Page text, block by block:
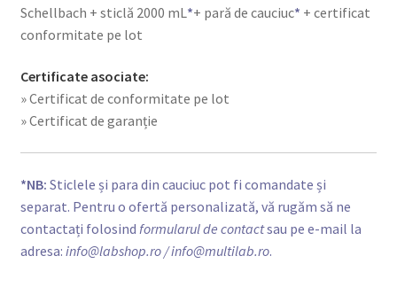
Schellbach + sticlă 2000 mL *+ pară de cauciuc* + certificat
conformitate pe lot
Certificate asociate:
» Certificat de conformitate pe lot
» Certificat de garanție
*NB: Sticlele și para din cauciuc pot fi comandate și
separat. Pentru o ofertă personalizată, vă rugăm să ne
contactați folosind formularul de contactsau pe e-mail la
adresa: info@labshop.ro / info@multilab.ro.